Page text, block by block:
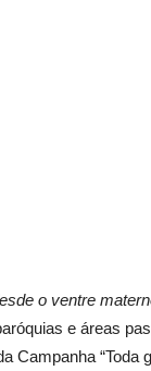
o ventre
e áreas
Campanha “Toda